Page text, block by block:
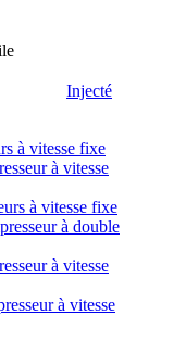
Injecté
à vitesse fixe
à vitesse
à vitesse fixe
à double
à vitesse
à vitesse